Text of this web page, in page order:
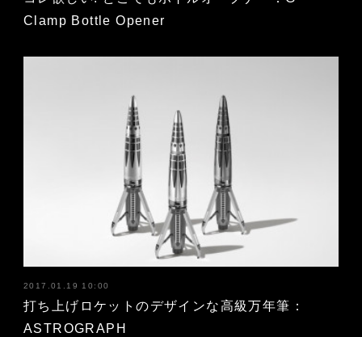
Clamp Bottle Opener
2017.01.19 10:00
打ち上げロケットのデザインな高級万年筆：
ASTROGRAPH